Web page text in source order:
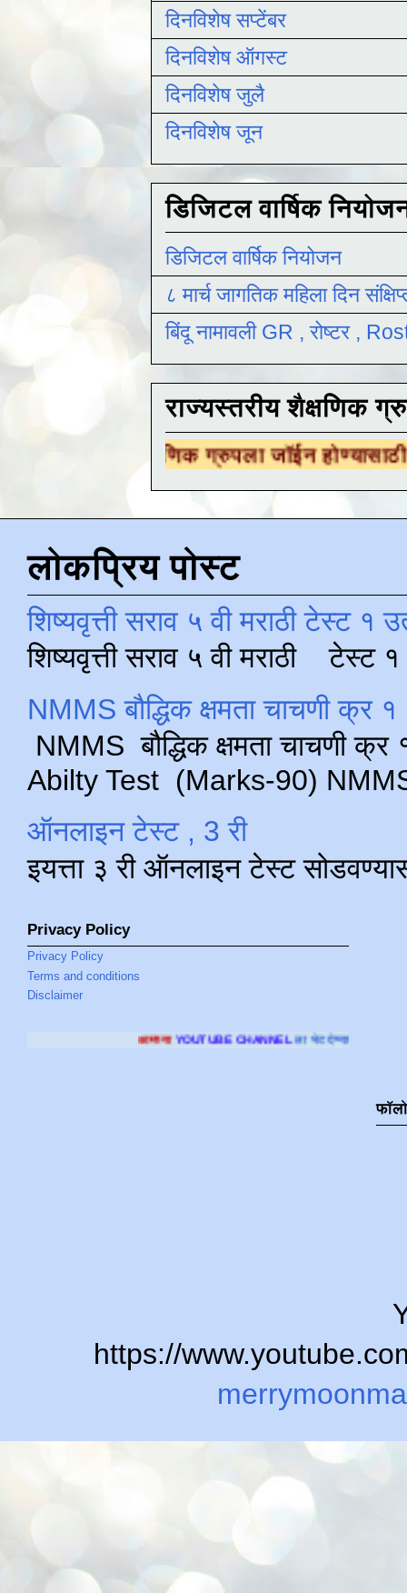
दिनविशेष सप्टेंबर
दिनविशेष ऑगस्ट
दिनविशेष जुलै
दिनविशेष जून
डिजिटल वार्षिक
डिजिटल वार्षिक नियोजन
८ मार्च जागतिक महिला दिन
बिंदू नामावली GR , रोष्टर ,
राज्यस्तरीय शैक्षणिक
शैक्षणिक ग्रुपला जॉईन होण्यासाठीयेथे क्लिक
लोकप्रिय पोस्ट
शिष्यवृत्ती सराव ५ वी मराठी टेस्ट १
शिष्यवृत्ती सराव ५ वी मराठी टेस्ट
NMMS बौद्धिक क्षमता चाचणी क्र
NMMS बौद्धिक क्षमता चाचणी
Abilty Test (Marks-90) NMMS
ऑनलाइन टेस्ट , 3 री
इयत्ता ३ री ऑनलाइन टेस्ट
Privacy Policy
Privacy Policy
Terms and conditions
Disclaimer
YOUTUBE CHANNELला भेट देण्यासाठी क्लिक करा.
https://